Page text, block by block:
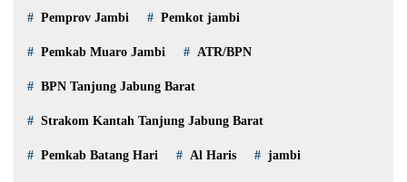
Pemprov Jambi Pemkot jambi
Pemkab Muaro Jambi ATR/BPN
BPN Tanjung Jabung Barat
Strakom Kantah Tanjung Jabung Barat
Pemkab Batang Hari Al Haris jambi